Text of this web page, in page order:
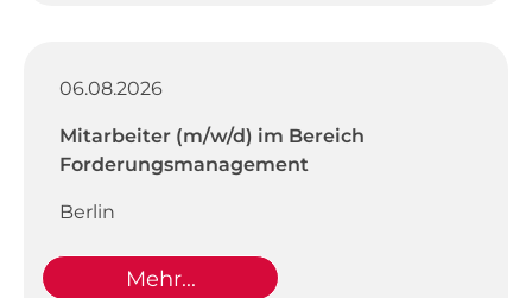
06.08.2026
Mitarbeiter (m/w/d) im Bereich
Forderungsmanagement
Berlin
Mehr...